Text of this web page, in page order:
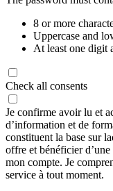
8 or more
Uppercase and
At least one digit
Check all consents
Je confirme avoir lu et
d’information et de
constituent la base sur
offre et bénéficier
mon compte. Je
service à tout moment.